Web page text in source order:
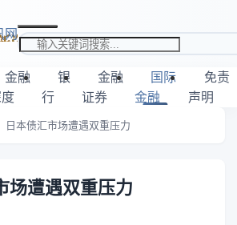
网
搜索关键词
金融
银
行
金融
证券
国际
金融
免责
声明
日本债汇市场遭遇双重压力
场遭遇双重压力